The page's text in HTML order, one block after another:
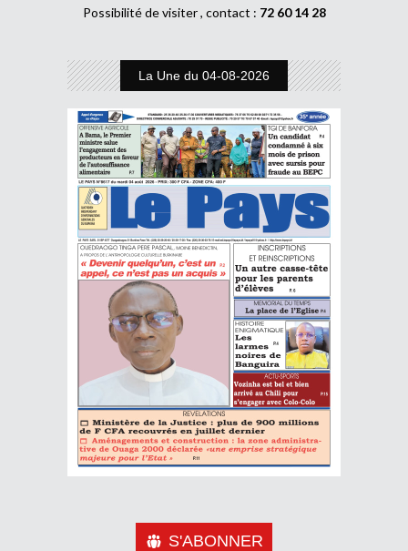
Possibilité de visiter , contact : 72 60 14 28
La Une du 04-08-2026
S'ABONNER